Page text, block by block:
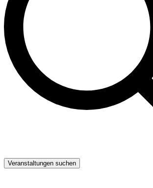
Veranstaltungen suchen